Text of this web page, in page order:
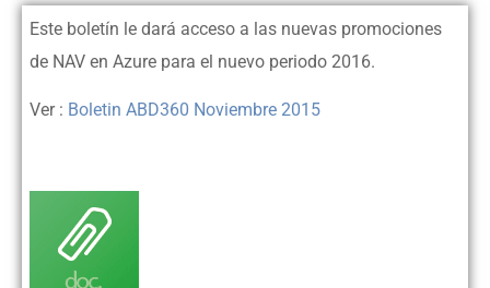
Este boletín le dará acceso a las nuevas promociones
de NAV en Azure para el nuevo periodo 2016.
Ver : Boletin ABD360 Noviembre 2015